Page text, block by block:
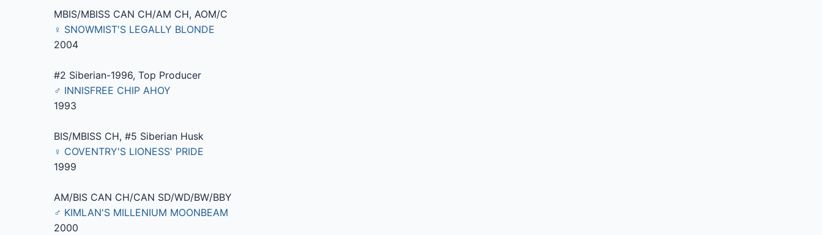
MBIS/MBISS CAN CH/AM CH, AOM/C
♀ SNOWMIST'S LEGALLY BLONDE
2004
#2 Siberian-1996, Top Producer
♂ INNISFREE CHIP AHOY
1993
BIS/MBISS CH, #5 Siberian Husk
♀ COVENTRY'S LIONESS' PRIDE
1999
AM/BIS CAN CH/CAN SD/WD/BW/BBY
♂ KIMLAN'S MILLENIUM MOONBEAM
2000